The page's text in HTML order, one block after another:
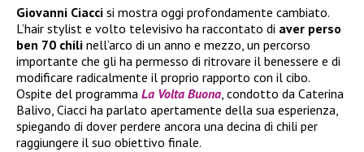
Giovanni Ciacci si mostra oggi profondamente cambiato.
L’hair stylist e volto televisivo ha raccontato di aver perso
ben 70 chili nell’arco di un anno e mezzo, un percorso
importante che gli ha permesso di ritrovare il benessere e di
modificare radicalmente il proprio rapporto con il cibo.
Ospite del programma La Volta Buona, condotto da Caterina
Balivo, Ciacci ha parlato apertamente della sua esperienza,
spiegando di dover perdere ancora una decina di chili per
raggiungere il suo obiettivo finale.